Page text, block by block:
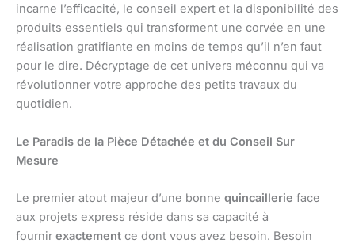
incarne l’efficacité, le conseil expert et la disponibilité des
produits essentiels qui transforment une corvée en une
réalisation gratifiante en moins de temps qu’il n’en faut
pour le dire. Décryptage de cet univers méconnu qui va
révolutionner votre approche des petits travaux du
quotidien.
Le Paradis de la Pièce Détachée et du Conseil Sur
Mesure
Le premier atout majeur d’une bonne quincaillerie face
aux projets express réside dans sa capacité à
fournir exactement ce dont vous avez besoin. Besoin